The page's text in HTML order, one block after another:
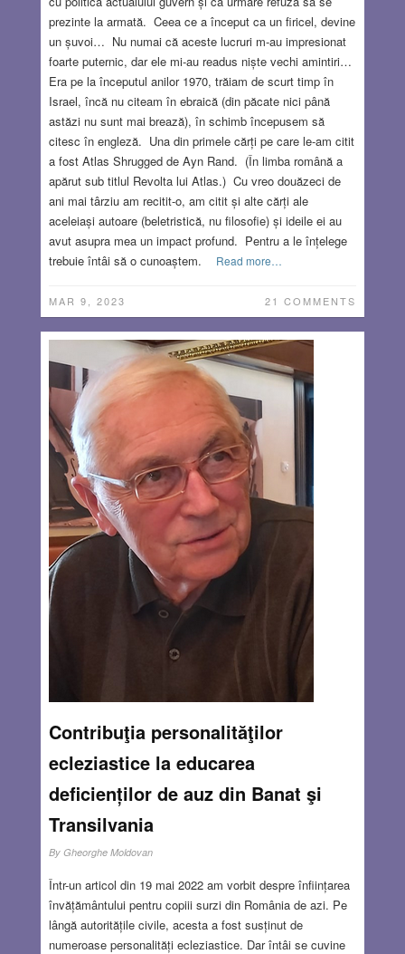
prezinte la armată. Ceea ce a început ca un firicel, devine
un șuvoi… Nu numai că aceste lucruri m-au impresionat
foarte puternic, dar ele mi-au readus niște vechi amintiri…
Era pe la începutul anilor 1970, trăiam de scurt timp în
Israel, încă nu citeam în ebraică (din păcate nici până
astăzi nu sunt mai brează), în schimb începusem să
citesc în engleză. Una din primele cărți pe care le-am citit
a fost Atlas Shrugged de Ayn Rand. (În limba română a
apărut sub titlul Revolta lui Atlas.) Cu vreo douăzeci de
ani mai târziu am recitit-o, am citit și alte cărți ale
aceleiași autoare (beletristică, nu filosofie) și ideile ei au
avut asupra mea un impact profund. Pentru a le înțelege
trebuie întâi să o cunoaștem.
Read more…
MAR 9, 2023 21 COMMENTS
Contribuţia personalităţilor
ecleziastice la educarea
deficienților de auz din Banat şi
Transilvania
By Gheorghe Moldovan
Într-un articol din 19 mai 2022 am vorbit despre înființarea
învățământului pentru copiii surzi din România de azi. Pe
lângă autoritățile civile, acesta a fost susținut de
numeroase personalități ecleziastice. Dar întâi se cuvine